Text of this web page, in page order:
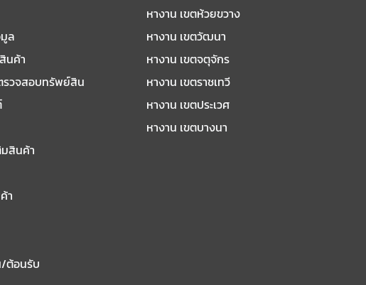
ล
นค้า
วจสอบทรัพย์สิน
สินค้า
า
/ต้อนรับ
หางาน เขตห้วยขวาง
หางาน เขตวัฒนา
หางาน เขตจตุจักร
หางาน เขตราชเทวี
หางาน เขตประเวศ
หางาน เขตบางนา